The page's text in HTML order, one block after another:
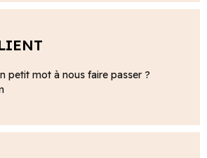
petit mot à nous faire passer ?